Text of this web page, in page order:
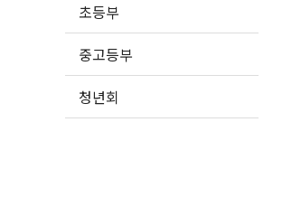
초등부
중고등부
청년회